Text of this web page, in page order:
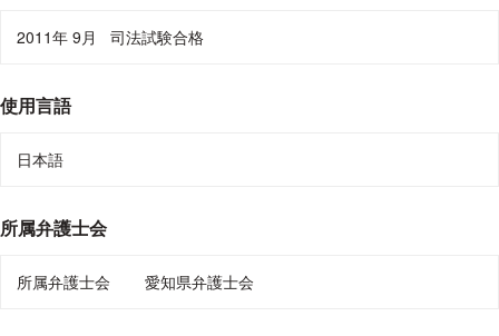
2011年 9月 司法試験合格
使用言語
日本語
所属弁護士会
所属弁護士会 愛知県弁護士会